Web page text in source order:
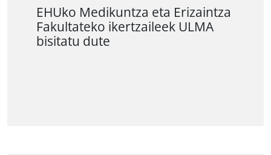
EHUko Medikuntza eta Erizaintza
Fakultateko ikertzaileek ULMA
bisitatu dute